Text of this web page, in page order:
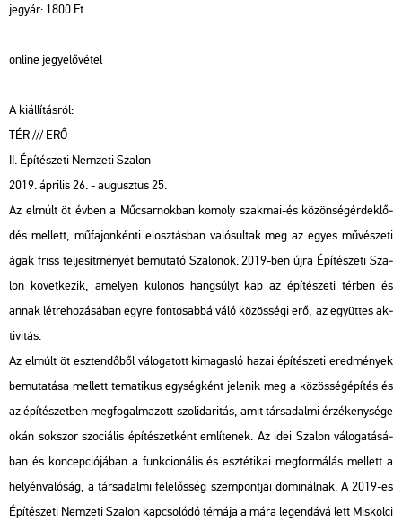
jegy­ár: 1800 Ft
on­line jegy­elő­vé­tel
A ki­ál­lí­tás­ról:
TÉR /// ERŐ
II. Épí­té­sze­ti Nem­ze­ti Sza­lon
2019. áp­ri­lis 26. - au­gusz­tus 25.
Az el­múlt öt évben a Mű­csar­nok­ban ko­moly szak­mai-és kö­zön­ség­ér­dek­lő­
dés mel­lett, mű­fa­jon­kén­ti el­osz­tás­ban va­ló­sul­tak meg az egyes mű­vé­sze­ti
ágak friss tel­je­sít­mé­nyét be­mu­ta­tó Sza­lo­nok. 2019-ben újra Épí­té­sze­ti Sza­
lon kö­vet­ke­zik, ame­lyen kü­lö­nös hang­súlyt kap az épí­té­sze­ti tér­ben és
annak lét­re­ho­zá­sá­ban egyre fon­to­sab­bá váló kö­zös­sé­gi erő, az együt­tes ak­
ti­vi­tás.
Az el­múlt öt esz­ten­dő­ből vá­lo­ga­tott ki­ma­gas­ló hazai épí­té­sze­ti ered­mé­nyek
be­mu­ta­tá­sa mel­lett te­ma­ti­kus egy­ség­ként je­le­nik meg a kö­zös­ség­épí­tés és
az épí­té­szet­ben meg­fo­gal­ma­zott szo­li­da­ri­tás, amit tár­sa­dal­mi ér­zé­keny­sé­ge
okán sok­szor szo­ci­á­lis épí­té­szet­ként em­lí­te­nek. Az idei Sza­lon vá­lo­ga­tá­sá­
ban és kon­cep­ci­ó­já­ban a funk­ci­o­ná­lis és esz­té­ti­kai meg­for­má­lás mel­lett a
he­lyén­va­ló­ság, a tár­sa­dal­mi fe­le­lős­ség szem­pont­jai do­mi­nál­nak. A 2019-es
Épí­té­sze­ti Nem­ze­ti Sza­lon kap­cso­ló­dó té­má­ja a mára le­gen­dá­vá lett Mis­kol­ci